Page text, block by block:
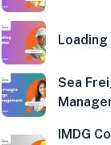
Sea
IMDG